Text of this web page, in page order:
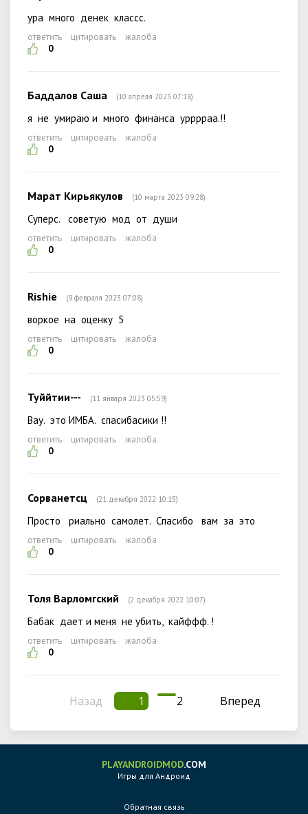
ура много денек классс.
ответить цитировать
жалоба
0
Баддалов Саша (10 апреля 2023 07:18)
я не умираю и много финанса урррраа.!!
ответить цитировать
жалоба
0
Марат Кирьякулов (10 марта 2023 09:28)
Суперс. советую мод от души
ответить цитировать
жалоба
0
Rishie (9 февраля 2023 07:08)
воркое на оценку 5
ответить цитировать
жалоба
0
Туййтии--- (11 января 2023 05:59)
Вау. это ИМБА. спасибасики !!
ответить цитировать
жалоба
0
Сорванетсц (21 декабря 2022 10:15)
Просто риально самолет. Спасибо вам за это
ответить цитировать
жалоба
0
Толя Варломгский (2 декабря 2022 10:07)
Бабак дает и меня не убить, кайффф. !
ответить цитировать
жалоба
0
Назад 1 2 Вперед
PLAYANDROIDMOD.COM
Игры для Андроид
Обратная связь